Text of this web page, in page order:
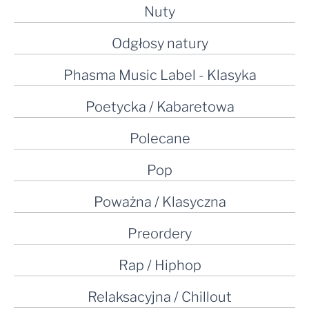
Nuty
Odgłosy natury
Phasma Music Label - Klasyka
Poetycka / Kabaretowa
Polecane
Pop
Poważna / Klasyczna
Preordery
Rap / Hiphop
Relaksacyjna / Chillout